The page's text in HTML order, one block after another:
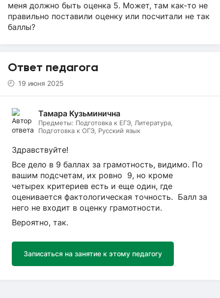
меня должно быть оценка 5. Может, там как-то не
правильно поставили оценку или посчитали не так
баллы?
Ответ педагога
19 июня 2025
Тамара Кузьминична
Предметы: Подготовка к ЕГЭ, Литература,
Подготовка к ОГЭ, Русский язык
Здравствуйте!
Все дело в 9 баллах за грамотность, видимо. По
вашим подсчетам, их ровно 9, но кроме
четырех критериев есть и еще один, где
оценивается фактологическая точность. Балл за
него не входит в оценку грамотности.
Вероятно, так.
Записаться на занятие к этому педагогу